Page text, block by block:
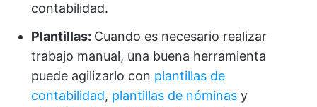
contabilidad.
Plantillas: Cuando es necesario realizar
trabajo manual, una buena herramienta
puede agilizarlo con plantillas de
contabilidad, plantillas de nóminas y